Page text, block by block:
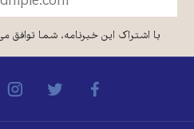
با اشتراک این خبرنامه، شما توافق